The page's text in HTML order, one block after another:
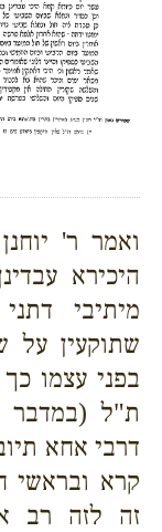
ואמר ר'
היכירא
מיתיבי
שתוקעין על
בפני עצמו
ת"ל (במדבר
דרבי אחא
קרא ובראשי
זה לזה רב